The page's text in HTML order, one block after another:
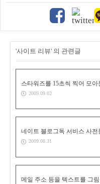
'사이트 리뷰' 의 관련글
스타워즈를 15초씩 찍어 모
2009.09.02
네이트 블로그독 서비스 사전
2009.08.31
메일 주소 등을 텍스트를 그